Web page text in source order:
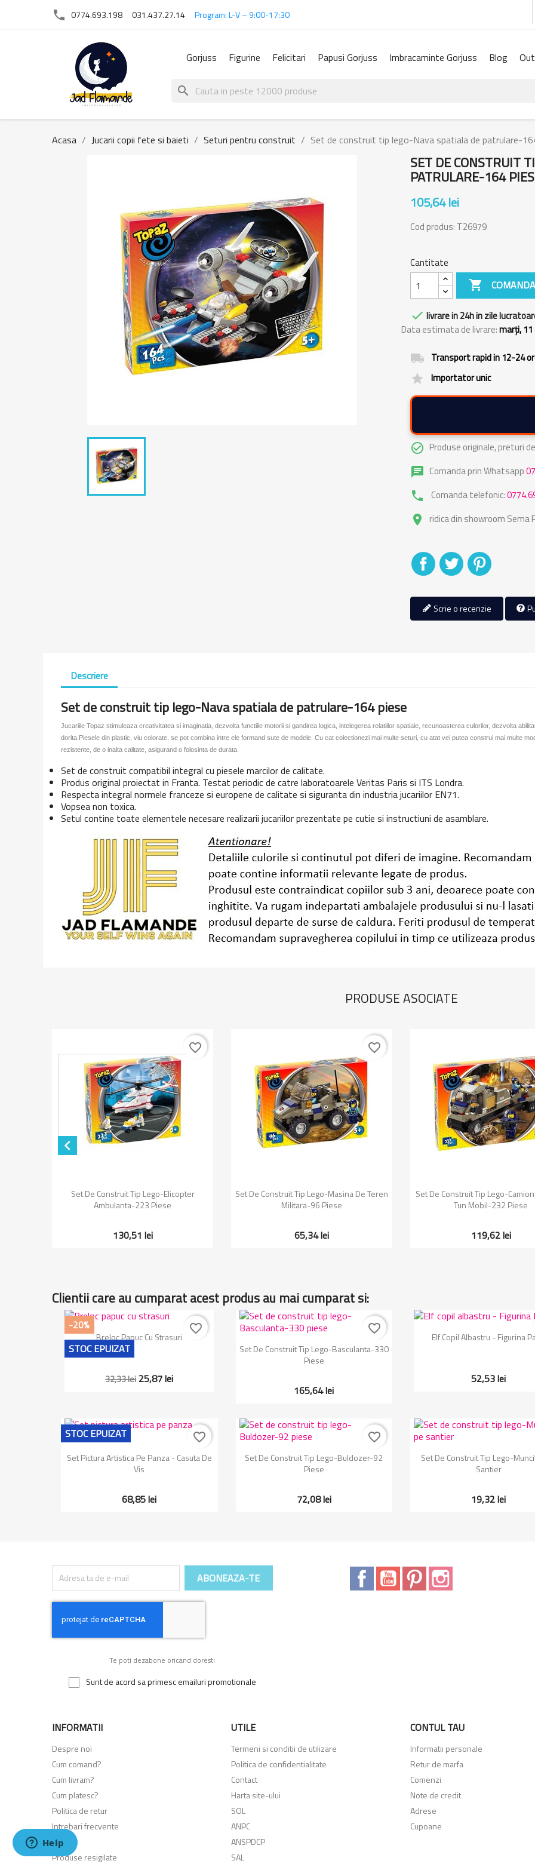
phone 0774.693.198 031.437.27.14 Program: L-V – 9:00-17:30
Gorjuss Figurine Felicitari Papusi Gorjuss Imbracaminte Gorjuss Blog
search
Acasa Jucarii copii fete si baieti Seturi pentru construit Set de construit tip lego-Nava spatiala de patrulare-
SET DE CONSTRUIT
PATRULARE-164
105,64 lei
Cod produs: T26979
Cantitate

 livrare in 24h in zile
Data estimata de livrare:marți,
local_shipping Transport rapid in 12-24
grade Importator unic
check_circle_outline Produse originale, preturi
chat Comanda prin Whatsapp
phone Comanda telefonic:
place ridica din showroom Sema
DistribuitiTweet
Scrie o recenzie
Descriere
Set de construit tip lego-Nava spatiala de patrulare-164 piese
Jucariile Topaz stimuleaza creativitatea si imaginatia, dezvolta functiile motorii si gandirea logica, intelegerea relatiilor spatiale, recunoasterea culorilor, dezvolta
dorita.Piesele din plastic, viu colorate, se pot combina intre ele formand sute de modele. Cu cat colectionezi mai multe seturi, cu atat vei putea construi mai multe
rezistente, de o inalta calitate, asigurand o folosinta de durata.
Set de construit compatibil integral cu piesele marcilor de calitate.
Produs original proiectat in Franta. Testat periodic de catre laboratoarele Veritas Paris si ITS Londra.
Respecta integral normele franceze si europene de calitate si siguranta din industria jucariilor EN71.
Vopsea non toxica.
Setul contine toate elementele necesare realizarii jucariilor prezentate pe cutie si instructiuni de asamblare.
PRODUSE ASOCIATE

Vizualizare rapida
Set De Construit Tip Lego-Elicopter
Ambulanta-223 Piese
130,51 lei
favorite_border
Vizualizare rapida
Set De Construit Tip Lego-Masina De Teren
Militara-96 Piese
65,34 lei
favorite_border
Vizualizare rapida
Set De Construit Tip Lego-
Tun Mobil-232 Piese
119,62 lei
Clientii care au cumparat acest produs au mai cumparat si:
Vizualizare rapida
Breloc Papuc Cu Strasuri
32,33 lei 25,87 lei
-20%
STOC EPUIZAT
favorite_border
Vizualizare rapida
Set De Construit Tip Lego-Basculanta-330
Piese
165,64 lei
favorite_border  Vizualizare rapida
Elf Copil Albastru - Figurina
52,53 lei
Vizualizare rapida
Set Pictura Artistica Pe Panza - Casuta De
Vis
68,85 lei
STOC EPUIZAT
favorite_border
Vizualizare rapida
Set De Construit Tip Lego-Buldozer-92
Piese
72,08 lei
favorite_border
Vizualizare rapida
Set De Construit Tip Lego-
Santier
19,32 lei
Te poti dezabone oricand doresti
Sunt de acord sa primesc emailuri promotionale
FacebookYouTubePinterest
INFORMATII
Despre noi
Cum comand?
Cum livram?
Cum platesc?
Politica de retur
Intrebari frecvente
Noutati
Produse resigilate
UTILE
Termeni si conditii de utilizare
Politica de confidentialitate
Contact
Harta site-ului
SOL
ANPC
ANSPDCP
SAL
CONTUL TAU
Informatii personale
Retur de marfa
Comenzi
Note de credit
Adrese
Cupoane